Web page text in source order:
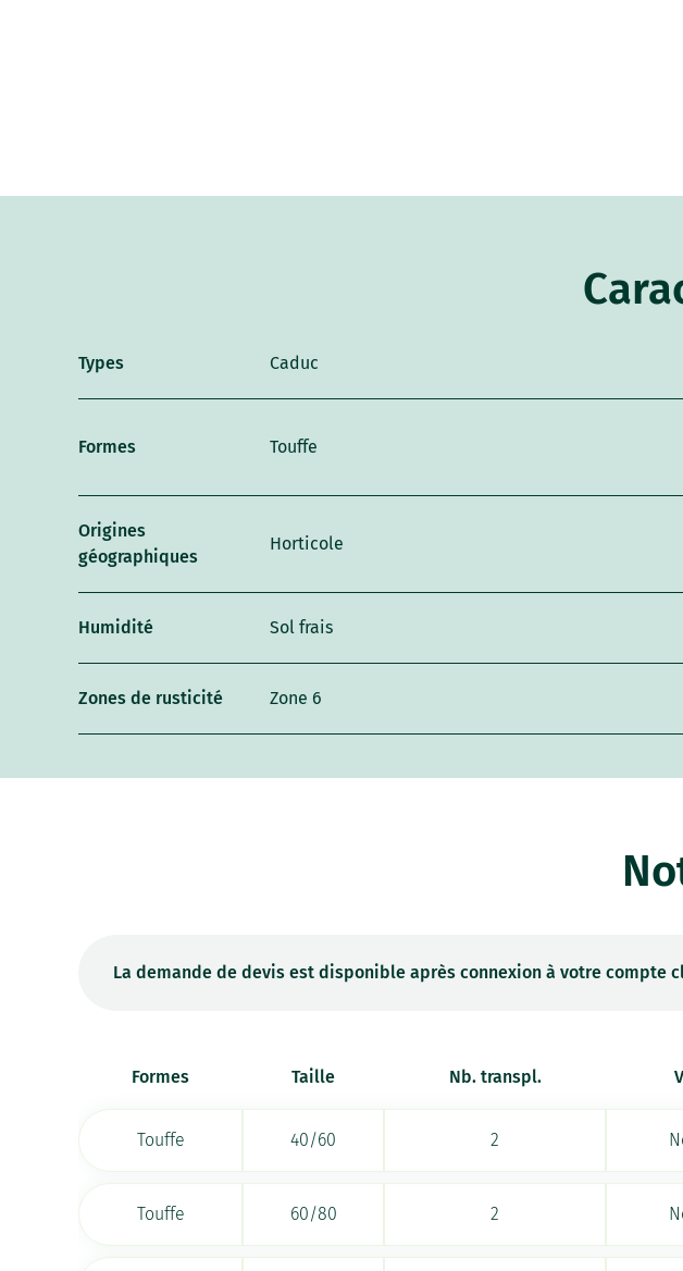
Types Caduc
Formes Touffe
Origines
géographiques
Horticole
Humidité Sol frais
Zones de rusticité Zone 6
La demande de devis est disponible après connexion à votre compte
Formes Taille Nb. transpl.
Touffe 40/60 2
Touffe 60/80 2